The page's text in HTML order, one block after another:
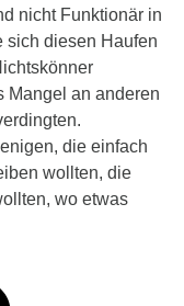
nicht Funktionär in
sich diesen Haufen
Mangel an anderen
die einfach
wollten, die
wo etwas